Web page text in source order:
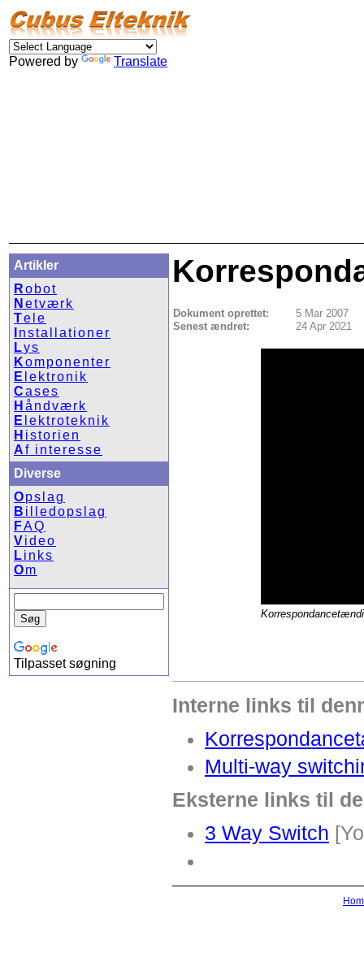
Powered by Translate
Artikler
Robot
N etværk
Tele
nstallationer
Lys
Komponenter
E lektronik
Cases
H åndværk
E lektroteknik
H istorien
Af interesse
Diverse
Opslag
B illedopslag
FAQ
Video
Links
Om
Tilpasset søgning
Dokument oprettet:
5 Mar 2007
Senest ændret:
24 Apr 2021
Interne links til
Multi-way
Eksterne links til
3 Way Switch